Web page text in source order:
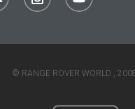
© RANGE ROVER WORLD ,